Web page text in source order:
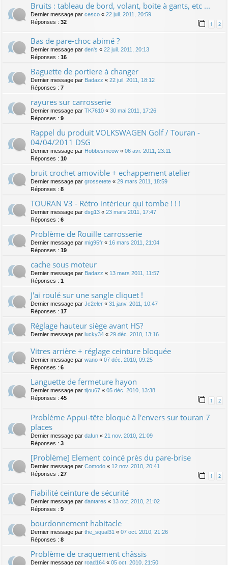
Bruits : tableau de bord, volant, boite à gants, etc ...
Dernier message par cesco « 22 juil. 2011, 20:59
Réponses : 32 1 2
Bas de pare-choc abimé ?
Dernier message par den's « 22 juil. 2011, 20:13
Réponses : 16
Baguette de portiere à changer
Dernier message par Badazz « 22 juil. 2011, 18:12
Réponses : 7
rayures sur carrosserie
Dernier message par TK7610 « 30 mai 2011, 17:26
Réponses : 9
Rappel du produit VOLKSWAGEN Golf / Touran -
04/04/2011 DSG
Dernier message par Hobbesmeow « 06 avr. 2011, 23:11
Réponses : 10
bruit crochet amovible + echappement atelier
Dernier message par grossetete « 29 mars 2011, 18:59
Réponses : 8
TOURAN V3 - Rétro intérieur qui tombe ! ! !
Dernier message par dsg13 « 23 mars 2011, 17:47
Réponses : 6
Problème de Rouille carrosserie
Dernier message par mig95fr « 16 mars 2011, 21:04
Réponses : 19
cache sous moteur
Dernier message par Badazz « 13 mars 2011, 11:57
Réponses : 1
J'ai roulé sur une sangle cliquet !
Dernier message par Jc2eler « 31 janv. 2011, 10:47
Réponses : 17
Réglage hauteur siège avant HS?
Dernier message par lucky34 « 29 déc. 2010, 13:16
Vitres arrière + réglage ceinture bloquée
Dernier message par wano « 07 déc. 2010, 09:25
Réponses : 6
Languette de fermeture hayon
Dernier message par tijou67 « 05 déc. 2010, 13:38
Réponses : 45 1 2
Probléme Appui-tête bloqué à l'envers sur touran 7
places
Dernier message par dafun « 21 nov. 2010, 21:09
Réponses : 3
[Problème] Element coincé près du pare-brise
Dernier message par Comodo « 12 nov. 2010, 20:41
Réponses : 27 1 2
Fiabilité ceinture de sécurité
Dernier message par dantares « 13 oct. 2010, 21:02
Réponses : 9
bourdonnement habitacle
Dernier message par the_squal31 « 07 oct. 2010, 21:26
Réponses : 8
Problème de craquement châssis
Dernier message par road164 « 05 oct. 2010, 21:50